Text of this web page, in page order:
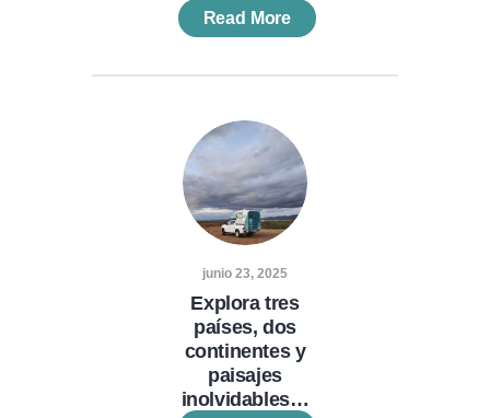
Read More
junio 23, 2025
Explora tres
países, dos
continentes y
paisajes
inolvidables…